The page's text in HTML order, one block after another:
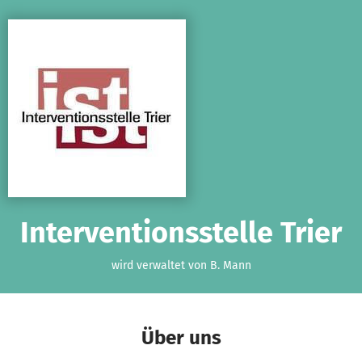
Interventionsstelle Trier
wird verwaltet von B. Mann
Über uns